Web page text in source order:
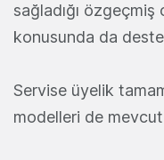
sağladığı
konusunda da
Servise üyelik
modelleri de